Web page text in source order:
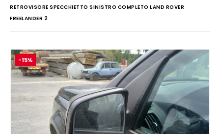
RETROVISORE SPECCHIETTO SINISTRO COMPLETO LAND ROVER
FREELANDER 2
-15%